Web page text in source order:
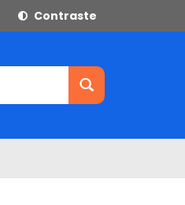
Contraste
Buscar